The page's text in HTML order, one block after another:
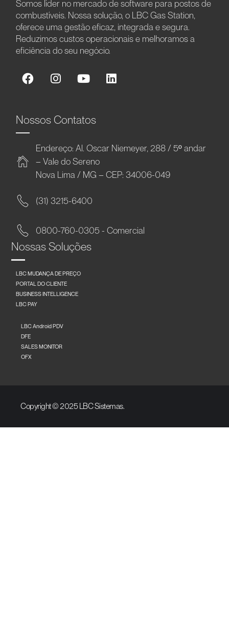
Somos líder no mercado de software para postos de
combustíveis. Nossa solução, o LBC Gas Station,
oferece uma gestão eficaz, integrada e segura.
Reduzimos custos operacionais e melhoramos a
eficiência do seu negócio.
Nossos Contatos
Endereço: Al. Oscar Niemeyer, 288 / 5º andar
– Vale do Sereno
Nova Lima / MG – CEP: 34006-049
(31) 3215-6400
0800-760-0305 - Comercial
Nossas Soluções
LBC MUDANÇA DE PREÇO
PORTAL DO CLIENTE
BUSINESS INTELLIGENCE
LBC PAY
LBC Android PDV
DFE
SALES MONITOR
OFX
Copyright © 2025 LBC Sistemas.